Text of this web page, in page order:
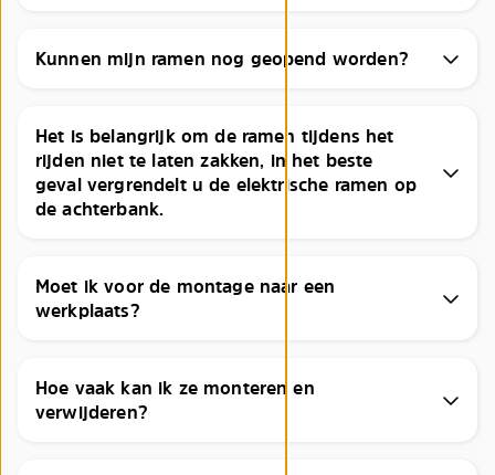
Kunnen mijn ramen nog geopend worden?
Het is belangrijk om de ramen tijdens het
rijden niet te laten zakken, in het beste
geval vergrendelt u de elektrische ramen op
de achterbank.
Moet ik voor de montage naar een
werkplaats?
Hoe vaak kan ik ze monteren en
verwijderen?